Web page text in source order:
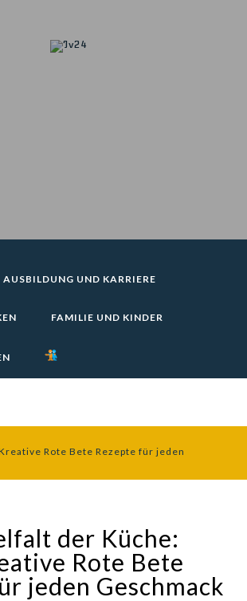
AUSBILDUNG UND KARRIERE
FAMILIE UND KINDER
Rote Bete Rezepte für jeden
der Küche:
Rote Bete
jeden Geschmack